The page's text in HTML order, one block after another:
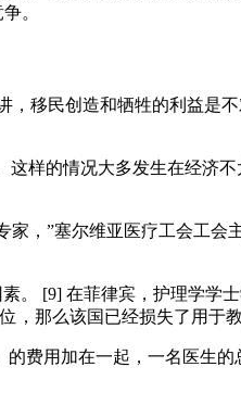
。
移民创造和牺牲的利益是不
样的情况大多发生在经济
，”塞尔维亚医疗工会工会
。 [9] 在菲律宾，护理学学
那么该国已经损失了用于教
费用加在一起，一名医生的